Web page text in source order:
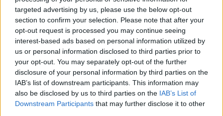
targeted advertising by us, please use the below opt-out
section to confirm your selection. Please note that after your
opt-out request is processed you may continue seeing
interest-based ads based on personal information utilized by
us or personal information disclosed to third parties prior to
your opt-out. You may separately opt-out of the further
disclosure of your personal information by third parties on the
IAB’s list of downstream participants. This information may
also be disclosed by us to third parties on the IAB’s List of
Downstream Participants that may further disclose it to other
Περίοδοι:
• Α’ Περίοδος: από 16/06/2026
• Β’ Περίοδος: από 29/06/2026
• Γ’ Περίοδος: από 13/07/2026